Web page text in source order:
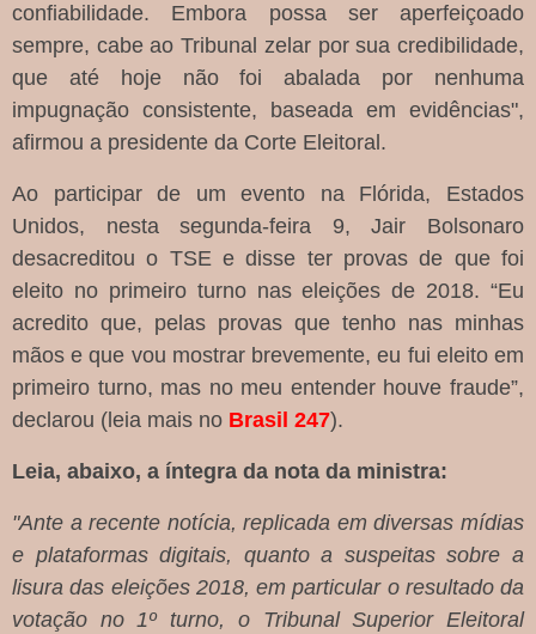
confiabilidade. Embora possa ser aperfeiçoado
sempre, cabe ao Tribunal zelar por sua credibilidade,
que até hoje não foi abalada por nenhuma
impugnação consistente, baseada em evidências",
afirmou a presidente da Corte Eleitoral.
Ao participar de um evento na Flórida, Estados
Unidos, nesta segunda-feira 9, Jair Bolsonaro
desacreditou o TSE e disse ter provas de que foi
eleito no primeiro turno nas eleições de 2018. “Eu
acredito que, pelas provas que tenho nas minhas
mãos e que vou mostrar brevemente, eu fui eleito em
primeiro turno, mas no meu entender houve fraude”,
declarou (leia mais no Brasil 247).
Leia, abaixo, a íntegra da nota da ministra:
"Ante a recente notícia, replicada em diversas mídias
e plataformas digitais, quanto a suspeitas sobre a
lisura das eleições 2018, em particular o resultado da
votação no 1º turno, o Tribunal Superior Eleitoral